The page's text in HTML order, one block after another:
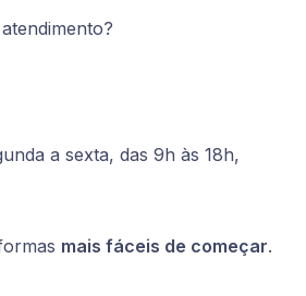
a sexta, das 9h às 18h,
mais fáceis de começar.